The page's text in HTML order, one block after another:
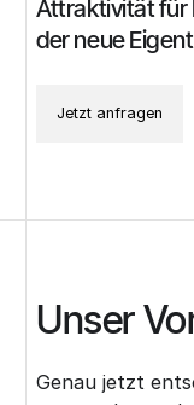
Attraktivitätfür
derneue
Jetzt anfragen
Unser
Genau jetzt